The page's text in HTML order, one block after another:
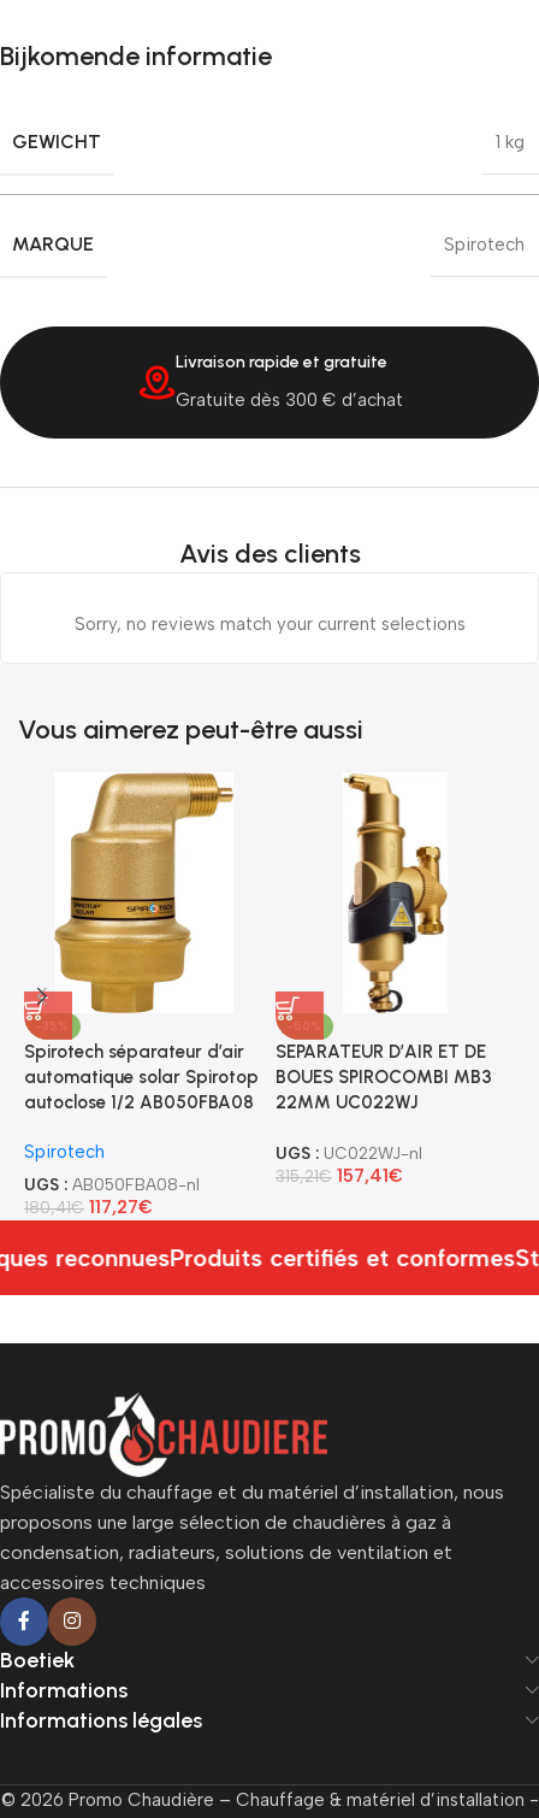
Bijkomende informatie
GEWICHT 1 kg
MARQUE Spirotech
Livraison rapide et gratuite
Gratuite dès 300 € d’achat
Avis des clients
Sorry, no reviews match your current selections
Vous aimerez peut-être aussi
-35%
Spirotech séparateur d’air
automatique solar Spirotop
autoclose 1/2 AB050FBA08
Spirotech
UGS : AB050FBA08-nl
180,41€ 117,27€
-50%
SEPARATEUR D’AIR ET DE
BOUES SPIROCOMBI MB3
22MM UC022WJ
UGS : UC022WJ-nl
315,21€ 157,41€
reconnuesProduits certifiés et conformes
Spécialiste du chauffage et du matériel d’installation, nous
proposons une large sélection de chaudières à gaz à
condensation, radiateurs, solutions de ventilation et
accessoires techniques
Boetiek
Informations
Informations légales
© 2026 Promo Chaudière – Chauffage & matériel d’installation -